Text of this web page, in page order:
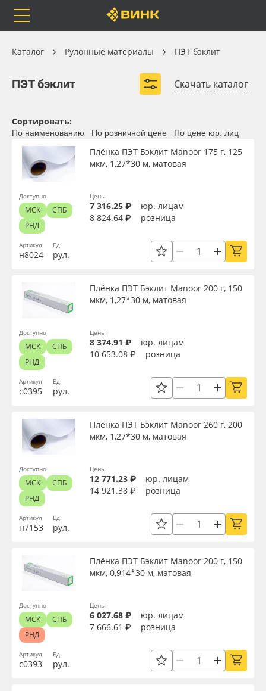
Каталог
Orafol
Бренды
Доставка
Оплата
Инструкции
Компания
Контакты
Блог
Поставщикам
8 800 550 7888
Весь каталог
Рулонные материалы
Самоклеящиеся плёнки
Листовые материалы
Чернила
Мобильные конструкции и POS-материалы
Профильные системы
Сублимация и термотрансфер
Светотехника
Инженерные пластики
Оборудование и инструмент
Новинки ассортимента
Orajet 3640
Плёнка монтажная Oratape
ПЭТ листовой
Каталог Рулонные материалы ПЭТ бэклит
ПЭТ бэклит Скачать каталог
Рулонные материалы
Вид
Ширина, м
Плотность, г/м2
Материал
Цвет
Клей
Текстура
Тип печати
Торговая марка
Серия
Доступность
Сортировать:
По наименованию По розничной цене По цене юр. лиц
Артикул
н8024
Плёнка ПЭТ Бэклит Manoor 175 г, 125
мкм, 1,27*30 м, матовая
Ед.
рул.
Цены
7 316.25 ₽
юр. лицам
8 824.64 ₽
розница
Доступно
МСК
СПБ
РНД
Артикул
с0395
Плёнка ПЭТ Бэклит Manoor 200 г, 150
мкм, 1,27*30 м, матовая
Ед.
рул.
Цены
8 374.91 ₽
юр. лицам
10 653.08 ₽
розница
Доступно
МСК
СПБ
РНД
Артикул
н7153
Плёнка ПЭТ Бэклит Manoor 260 г, 200
мкм, 1,27*30 м, матовая
Ед.
рул.
Цены
12 771.23 ₽
юр. лицам
14 921.38 ₽
розница
Доступно
МСК
СПБ
РНД
Артикул
с0393
Плёнка ПЭТ Бэклит Manoor 200 г, 150
мкм, 0,914*30 м, матовая
Ед.
рул.
Цены
6 027.68 ₽
юр. лицам
7 666.61 ₽
розница
Доступно
МСК
СПБ
РНД